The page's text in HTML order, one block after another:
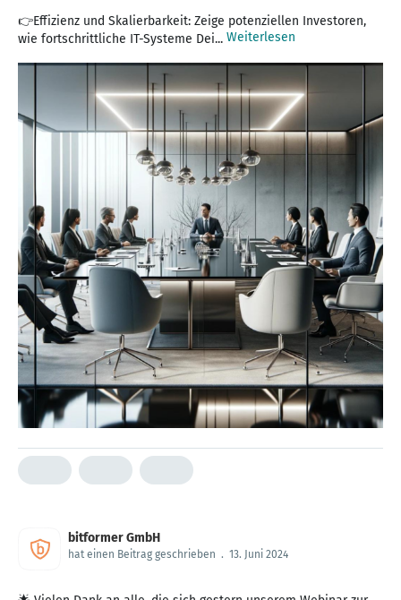
👉Effizienz und Skalierbarkeit: Zeige potenziellen Investoren,
wie fortschrittliche IT-Systeme Dei... Weiterlesen
bitformer GmbH
hat einen Beitrag geschrieben . 13. Juni 2024